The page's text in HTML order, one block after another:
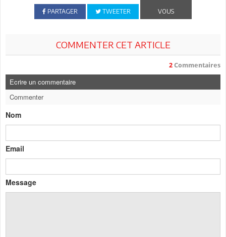
PARTAGER TWEETER
VOUS
COMMENTER CET ARTICLE
2 Commentaires
Ecrire un commentaire
Commenter
Nom
Email
Message